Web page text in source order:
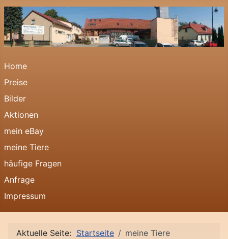
Home
Preise
Bilder
Aktionen
mein eBay
meine Tiere
häufige Fragen
Anfrage
Impressum
Aktuelle Seite: Startseite meine Tiere